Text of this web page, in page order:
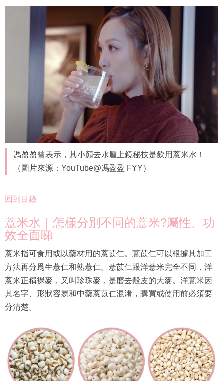
馮盈盈曾表示，其小顏去水腫上鏡秘技是飲用薏米水！
（圖片來源：YouTube@馮盈盈 FYY）
回到目錄
薏米水｜怎樣分別不同的薏米?屬性、功
效全面睇
薏米指可食用或以藥材用的薏苡仁。薏苡仁可以根據其加工
方法再分爲生薏仁和熟薏仁。薏苡仁跟洋薏米完全不同，洋
薏米正稱裸麥，又叫珍珠麥，是磨去殼皮的大麥。洋薏米因
其名字、形狀容易和中藥薏苡仁混淆，購買或使用前必須要
分清楚。